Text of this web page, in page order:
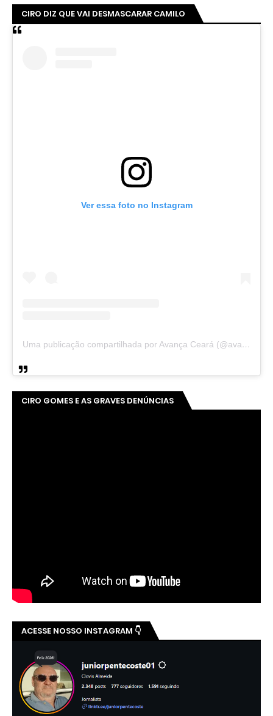
CIRO DIZ QUE VAI DESMASCARAR CAMILO
Ver essa foto no Instagram
Uma publicação compartilhada por Avança Ceará (@avancaceara)
CIRO GOMES E AS GRAVES DENÚNCIAS
ACESSE NOSSO INSTAGRAM 👇